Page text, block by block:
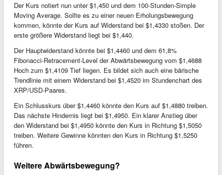
Der Kurs notiert nun unter $1,450 und dem 100-Stunden-Simple
Moving Average. Sollte es zu einer neuen Erholungsbewegung
kommen, könnte der Kurs auf Widerstand bei $1,4330 stoßen. Der
erste größere Widerstand liegt bei $1,440.
Der Hauptwiderstand könnte bei $1,4460 und dem 61,8%
Fibonacci-Retracement-Level der Abwärtsbewegung vom $1,4688
Hoch zum $1,4109 Tief liegen. Es bildet sich auch eine bärische
Trendlinie mit einem Widerstand bei $1,4520 im Stundenchart des
XRP/USD-Paares.
Ein Schlusskurs über $1,4460 könnte den Kurs auf $1,4880 treiben.
Das nächste Hindernis liegt bei $1,4950. Ein klarer Anstieg über
den Widerstand bei $1,4950 könnte den Kurs in Richtung $1,5050
treiben. Weitere Gewinne könnten den Kurs in Richtung $1,5250
führen.
Weitere Abwärtsbewegung?